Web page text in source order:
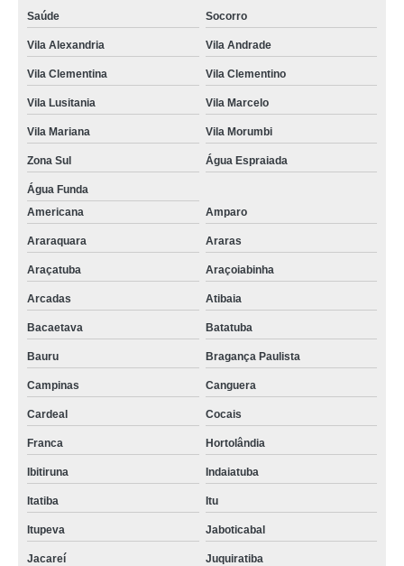
Saúde Socorro
Vila Alexandria Vila Andrade
Vila Clementina Vila Clementino
Vila Lusitania Vila Marcelo
Vila Mariana Vila Morumbi
Zona Sul Água Espraiada
Água Funda
Americana
Amparo
Araraquara Araras
Araçatuba Araçoiabinha
Arcadas Atibaia
Bacaetava Batatuba
Bauru Bragança Paulista
Campinas Canguera
Cardeal Cocais
Franca Hortolândia
Ibitiruna Indaiatuba
Itatiba Itu
Itupeva Jaboticabal
Jacareí Juquiratiba